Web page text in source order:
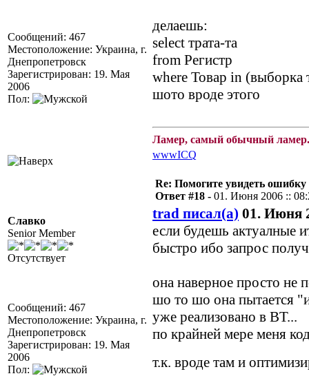
Сообщений: 467
Местоположение: Украина, г.
Днепропетровск
Зарегистрирован: 19. Мая
2006
Пол:
делаешь:
select трата-та
from Регистр
where Товар in (выборка
шото вроде этого
Ламер, самый обычный
wwwICQ
Славко
Senior Member
Отсутствует
Сообщений: 467
Местоположение: Украина, г.
Днепропетровск
Зарегистрирован: 19. Мая
2006
Пол:
Re: Помогите увидеть ошибку
Ответ #18 - 01. Июня 2006 ::
trad писал(а) 01. Июня
если будешь актуалные
быстро ибо запрос
она наверное просто не
шо то шо она пытается
уже реализовано в ВТ...
по крайней мере меня
т.к. вроде там и